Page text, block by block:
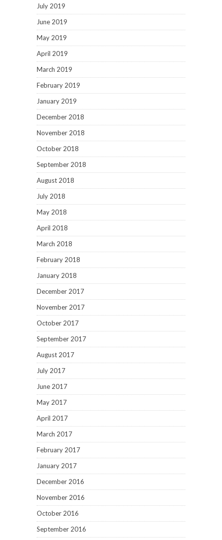
July 2019
June 2019
May 2019
April 2019
March 2019
February 2019
January 2019
December 2018
November 2018
October 2018
September 2018
August 2018
July 2018
May 2018
April 2018
March 2018
February 2018
January 2018
December 2017
November 2017
October 2017
September 2017
August 2017
July 2017
June 2017
May 2017
April 2017
March 2017
February 2017
January 2017
December 2016
November 2016
October 2016
September 2016